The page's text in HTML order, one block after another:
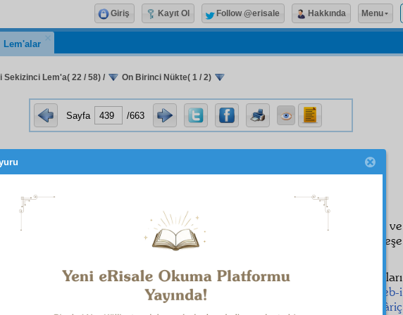
Lem'alar
Sekizinci Lem'a( 22 / 58) / On Birinci Nükte( 1 / 2)
Sayfa /663
On Birinci Nükte
i Nur talebeleri, Risale-i Nur'un dâiresi hâricinde nur aramamalı ve
Eğer ararsa, Risale-i Nur'un penceresinden ışık veren mânevî güneşe
bir lâmbayı bulur, belki güneşi kaybeder.
Risale-i Nur'un dâiresindekihâlis, pek kuvvetli ve her
ine çok ruhları
ninsırr-ı verâset-i Nübüvvet
meşreb-i
meşreb-i hıllet
hâriç
Giriş Kayıt Ol Follow @erisale Hakkında Menu